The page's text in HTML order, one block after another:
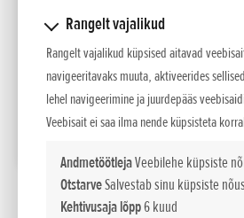
Rangelt vajalikud
Rangelt vajalikud küpsised aitavad
navigeeritavaks muuta, aktiveerides
lehel navigeerimine ja juurdepääs
Veebisait ei saa ilma nende küpsisteta
AndmetöötlejaVeebilehe küpsiste
OtstarveSalvestab sinu küpsiste
Kehtivusaja lõpp6 kuud
36V harjadeta
Maksumus
EUR sis. km 24%
Soovituslikud jaemüügihinnad.